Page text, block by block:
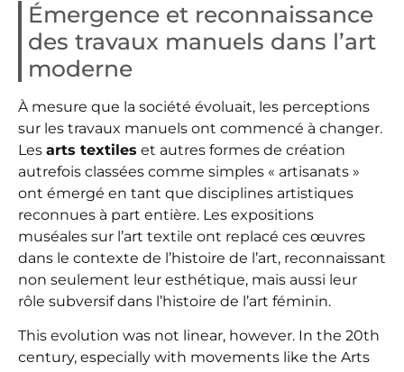
Émergence et reconnaissance
des travaux manuels dans l’art
moderne
À mesure que la société évoluait, les perceptions
sur les travaux manuels ont commencé à changer.
Les arts textiles et autres formes de création
autrefois classées comme simples « artisanats »
ont émergé en tant que disciplines artistiques
reconnues à part entière. Les expositions
muséales sur l’art textile ont replacé ces œuvres
dans le contexte de l’histoire de l’art, reconnaissant
non seulement leur esthétique, mais aussi leur
rôle subversif dans l’histoire de l’art féminin.
This evolution was not linear, however. In the 20th
century, especially with movements like the Arts